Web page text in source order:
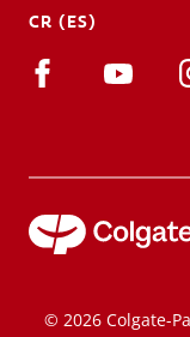
CR (ES)
© 2026 Colgate-